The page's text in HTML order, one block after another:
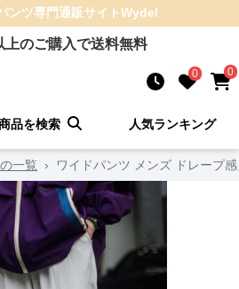
ンツ専門通販サイトWydel
上のご購入で送料無料
0 0
品を検索 人気ランキング
一覧 › ワイドパンツ メンズ ドレープ